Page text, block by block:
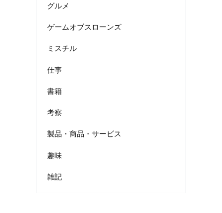
グルメ
ゲームオブスローンズ
ミスチル
仕事
書籍
考察
製品・商品・サービス
趣味
雑記